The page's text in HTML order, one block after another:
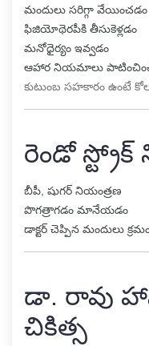
మందులు సరిగ్గా వేయించడం
ఫిజియోథెరపీకి తీసుకెళ్లడం
మనోధైర్యం ఇవ్వడం
ఆహార నియమాలు
కుటుంబ సహకారం ఉంటే
రెండో
బీపీ, షుగర్ నియంత్రణ
పొగత్రాగడం మానేయడం
డాక్టర్ చెప్పిన మందులు
డా. రావు
చికిత్స